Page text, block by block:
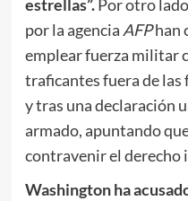
estrellas”.Por otro
por la agencia AFPhan
emplear fuerza militar
traficantes fuera de
y tras una declaración
armado, apuntando
contravenir el derecho
Washington ha